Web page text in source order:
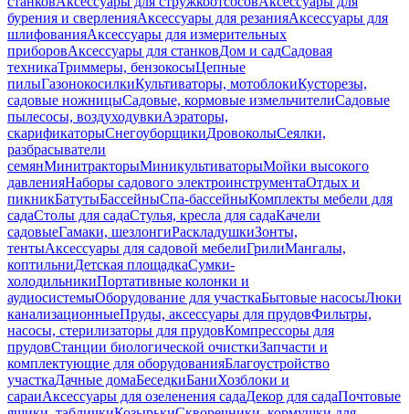
бурения и сверленияАксессуары для резанияАксессуары для
шлифованияАксессуары для измерительных
приборовАксессуары для станковДом и садСадовая
техникаТриммеры, бензокосыЦепные
пилыГазонокосилкиКультиваторы, мотоблокиКусторезы,
садовые ножницыСадовые, кормовые измельчителиСадовые
пылесосы, воздуходувкиАэраторы,
скарификаторыСнегоуборщикиДровоколыСеялки,
разбрасыватели
семянМинитракторыМиникультиваторыМойки высокого
давленияНаборы садового электроинструментаОтдых и
пикникБатутыБассейныСпа-бассейныКомплекты мебели для
садаСтолы для садаСтулья, кресла для садаКачели
садовыеГамаки, шезлонгиРаскладушкиЗонты,
тентыАксессуары для садовой мебелиГрилиМангалы,
коптильниДетская площадкаСумки-
холодильникиПортативные колонки и
аудиосистемыОборудование для участкаБытовые насосыЛюки
канализационныеПруды, аксессуары для прудовФильтры,
насосы, стерилизаторы для прудовКомпрессоры для
прудовСтанции биологической очисткиЗапчасти и
комплектующие для оборудованияБлагоустройство
участкаДачные домаБеседкиБаниХозблоки и
сараиАксессуары для озеленения садаДекор для садаПочтовые